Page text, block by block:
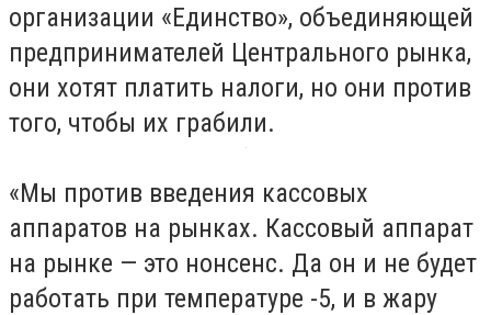
организации «Единство», объединяющей
предпринимателей Центрального рынка,
они хотят платить налоги, но они против
того, чтобы их грабили.
«Мы против введения кассовых
аппаратов на рынках. Кассовый аппарат
на рынке — это нонсенс. Да он и не будет
работать при температуре -5, и в жару